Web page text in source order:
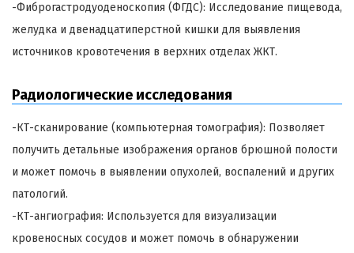
-Фиброгастродуоденоскопия (ФГДС): Исследование пищевода,
желудка и двенадцатиперстной кишки для выявления
источников кровотечения в верхних отделах ЖКТ.
Радиологические исследования
-КТ-сканирование (компьютерная томография): Позволяет
получить детальные изображения органов брюшной полости
и может помочь в выявлении опухолей, воспалений и других
патологий.
-КТ-ангиография: Используется для визуализации
кровеносных сосудов и может помочь в обнаружении